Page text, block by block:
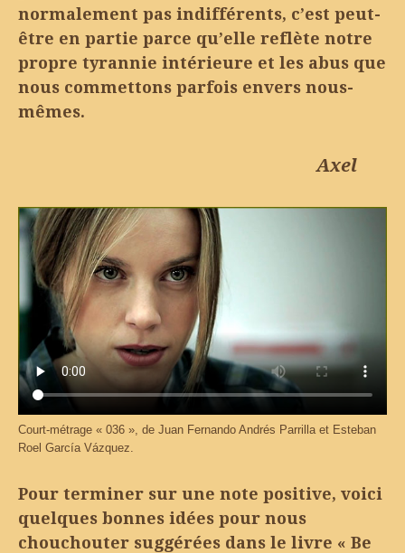
normalement pas indifférents, c’est peut-
être en partie parce qu’elle reflète notre
propre tyrannie intérieure et les abus que
nous commettons parfois envers nous-
mêmes.
Axel
Court-métrage « 036 », de Juan Fernando Andrés Parrilla et Esteban
Roel García Vázquez.
Pour terminer sur une note positive, voici
quelques bonnes idées pour nous
chouchouter suggérées dans le livre « Be